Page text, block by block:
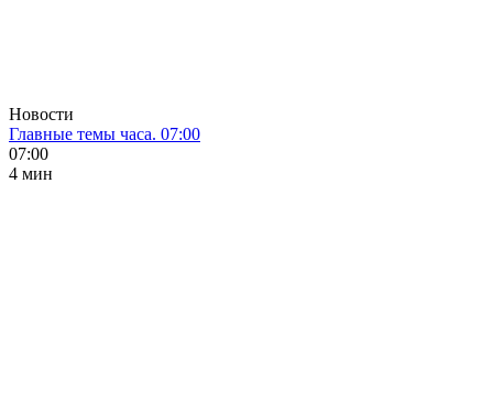
Новости
Главные темы часа. 07:00
07:00
4 мин